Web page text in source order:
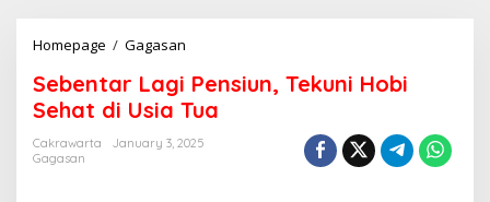
Homepage / Gagasan
b
e
n
t
Sebentar Lagi Pensiun, Tekuni Hobi
Sehat di Usia Tua
Cakrawarta
January 3, 2025
Gagasan